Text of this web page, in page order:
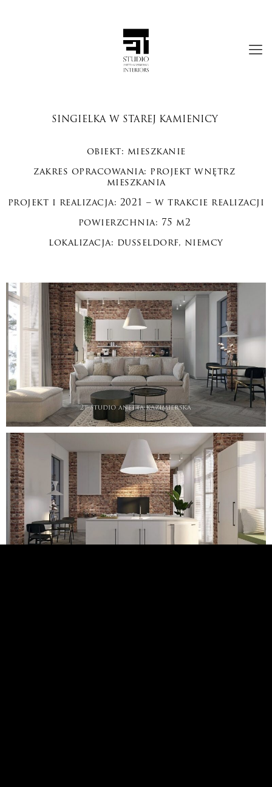
SINGIELKA W STAREJ KAMIENICY
obiekt: mieszkanie
zakres opracowania: projekt wnętrz
mieszkania
projekt i realizacja: 2021 – w trakcie realizacji
powierzchnia: 75 m2
lokalizacja: dusseldorf, niemcy